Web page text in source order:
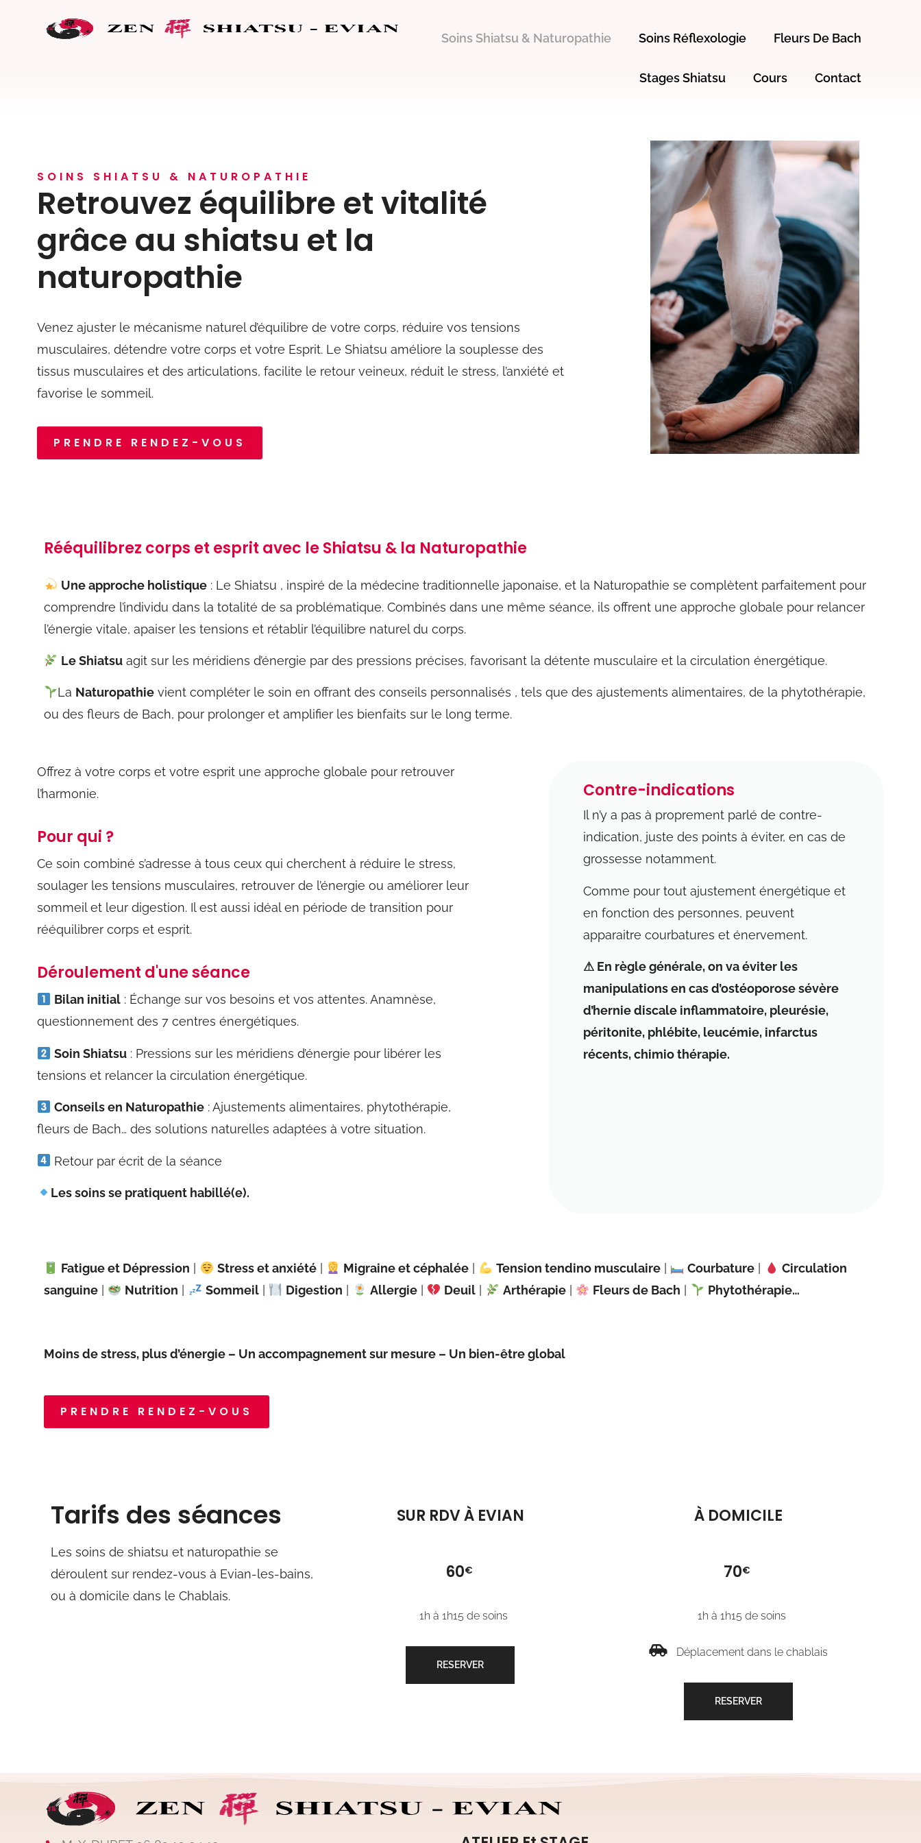
Soins Shiatsu & Naturopathie Soins Réflexologie Fleurs De Bach
Stages Shiatsu Cours Contact
SOINS SHIATSU & NATUROPATHIE
Retrouvez équilibre et vitalité
grâce au shiatsu et la
naturopathie
Venez ajuster le mécanisme naturel d’équilibre de votre corps, réduire vos tensions
musculaires, détendre votre corps et votre Esprit. Le Shiatsu améliore la souplesse des
tissus musculaires et des articulations, facilite le retour veineux, réduit le stress, l’anxiété et
favorise le sommeil.
PRENDRE RENDEZ-VOUS
Rééquilibrez corps et esprit avec le Shiatsu & la Naturopathie
Une approche holistique : LeShiatsu , inspiréde la médecine traditionnelle japonaise, et la Naturopathie se complètent parfaitement pour
comprendre l’individu dans la totalité de sa problématique. Combinés dans une même séance, ils offrent une approche globale pour relancer
l’énergie vitale, apaiser les tensions et rétablir l’équilibre naturel du corps.
Le Shiatsu agitsur les méridiens d’énergie par des pressions précises, favorisant la détente musculaire et la circulation énergétique.
La Naturopathie vientcompléter lesoinenoffrantdesconseils personnalisés ,telsquedesajustementsalimentaires, de la phytothérapie,
ou des fleurs de Bach, pour prolonger et amplifier les bienfaits sur le long terme.
Offrez à votre corps et votre esprit une approche globale pour retrouver
l’harmonie.
Pour qui ?
Ce soin combiné s’adresse à tous ceux qui cherchent à réduire le stress,
soulager les tensions musculaires, retrouver de l’énergie ou améliorer leur
sommeil et leur digestion. Il est aussi idéal en période de transition pour
rééquilibrer corps et esprit.
Déroulement d'une séance
Bilan initial : Échange sur vos besoins et vos attentes. Anamnèse,
questionnement des 7 centres énergétiques.
Soin Shiatsu : Pressions sur les méridiens d’énergie pour libérer les
tensions et relancer la circulation énergétique.
Conseils en Naturopathie : Ajustements alimentaires, phytothérapie,
fleurs de Bach… des solutions naturelles adaptées à votre situation.
Retour par écrit de la séance
Lessoins se pratiquent habillé(e).
Contre-indications
Il n’y a pas à proprement parlé de contre-
indication, juste des points à éviter, en cas de
grossesse notamment.
Comme pour tout ajustement énergétique et
en fonction des personnes, peuvent
apparaitre courbatures et énervement.
⚠ En règle générale, on va éviter les
manipulations en cas d’ostéoporose sévère
d’hernie discale inflammatoire, pleurésie,
péritonite, phlébite, leucémie, infarctus
récents, chimio thérapie.
Fatigue et Dépression Stress et anxiété| Migraine et céphalée Tension tendino musculaire| Courbature
Circulation
sanguine| Nutrition Sommeil| Digestion Allergie| Deuil Arthérapie| Fleurs de Bach Phytothérapie…
Moins de stress, plus d’énergie – Un accompagnement sur mesure – Un bien-être global
PRENDRE RENDEZ-VOUS
Tarifs des séances
Les soins de shiatsu et naturopathie se
déroulent sur rendez-vous à Evian-les-bains,
ou à domicile dans le Chablais.
SUR RDV À EVIAN
60€
1h à 1h15 de soins
RESERVER
À DOMICILE
70€
1h à 1h15 de soins
Déplacement dans le chablais
RESERVER